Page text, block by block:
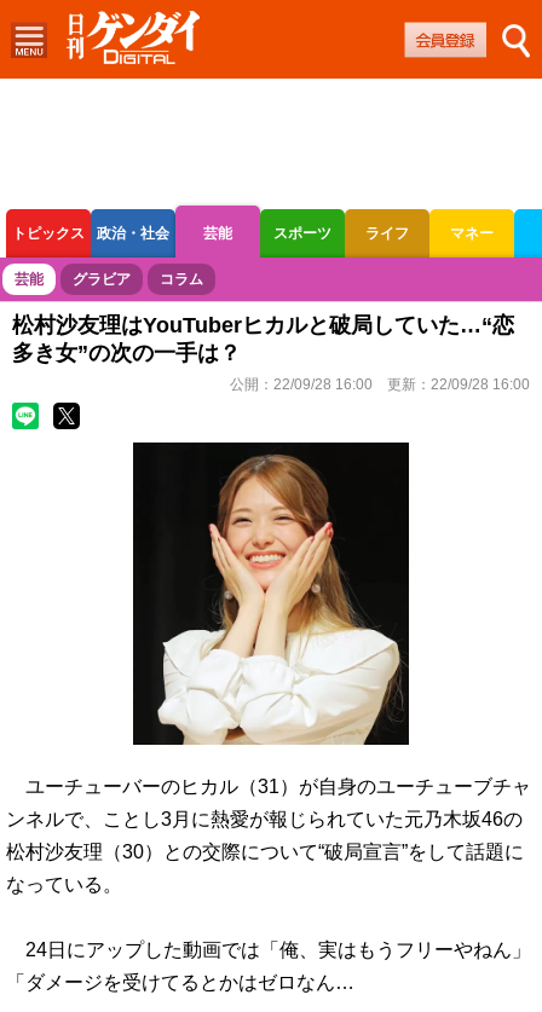
トピックス 政治・社会 芸能 スポーツ ライフ マネー
ボートレース 競輪 オートレース
芸能 グラビア コラム
松村沙友理はYouTuberヒカルと破局していた…“恋
多き女”の次の一手は？
公開： 22/09/28 16:00 更新： 22/09/28 16:00
ユーチューバーのヒカル（31）が自身のユーチューブチャ
ンネルで、ことし3月に熱愛が報じられていた元乃木坂46の
松村沙友理（30）との交際について“破局宣言”をして話題に
なっている。
24日にアップした動画では「俺、実はもうフリーやねん」
「ダメージを受けてるとかはゼロなん…